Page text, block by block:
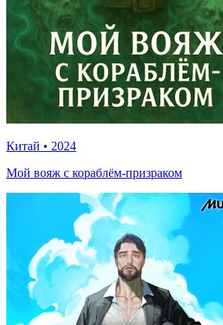
Китай • 2024
Мой вояж с кораблём-призраком